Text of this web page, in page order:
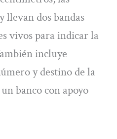
llevan dos bandas
vivos para indicar la
incluye
y destino de la
banco con apoyo